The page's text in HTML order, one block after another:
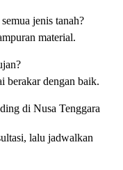
jenis tanah?
material.
berakar dengan baik.
di Nusa Tenggara
lalu jadwalkan